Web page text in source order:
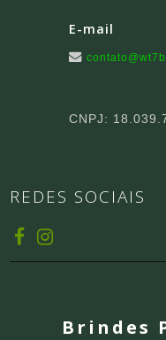
E-mail
CNPJ:
REDES SOCIAIS
Brindes